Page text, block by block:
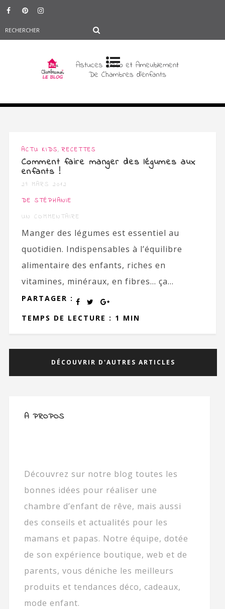
ACTU KIDS ,RECETTES
Comment faire manger des légumes aux
enfants !
29 MARS 2012
DE STÉPHANIE
UN COMMENTAIRE
Manger des légumes est essentiel au
quotidien. Indispensables à l’équilibre
alimentaire des enfants, riches en
vitamines, minéraux, en fibres… ça...
PARTAGER :
TEMPS DE LECTURE : 1 MIN
DÉCOUVRIR D'AUTRES ARTICLES
A PROPOS
Découvrez sur notre blog toutes les
bonnes idées pour réaliser une
chambre d’enfant de rêve, mais aussi
des conseils et actualités pour les
mamans et papas. Notre équipe, dotée
de son expérience boutique, web et de
parents, vous déniche les meilleurs
produits et tendances déco, cadeaux,
mode enfant.